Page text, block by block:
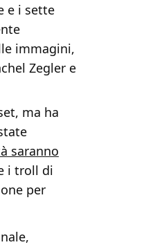
e i sette
immagini,
Zegler e
ma ha
saranno
i troll di
per